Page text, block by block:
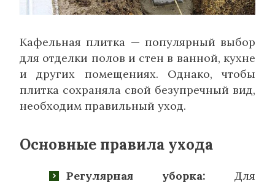
Кафельная плитка — популярный выбор
для отделки полов и стен в ванной, кухне
и других помещениях. Однако, чтобы
плитка сохраняла свой безупречный вид,
необходим правильный уход.
Основные правила ухода
Регулярная уборка: Для